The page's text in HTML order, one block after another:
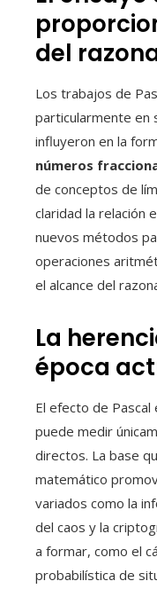
del
Los trabajos de
particularmente en
influyeron en la
números
de conceptos de
claridad la relación
nuevos métodos
operaciones
el alcance del
La
época
El efecto de
puede medir
directos. La base
matemático
variados como la
del caos y la
a formar, como el
probabilística de